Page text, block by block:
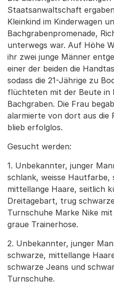
Staatsanwaltschaft
Kleinkind im Kinderwagen
Bachgrabenpromenade,
unterwegs war. Auf Höhe
ihr zwei junge Männer
einer der beiden die
sodass die 21-Jährige zu
flüchteten mit der Beute in
Bachgraben. Die Frau
alarmierte von dort aus die
blieb erfolglos.
Gesucht werden:
1. Unbekannter, junger
schlank, weisse Hautfarbe,
mittellange Haare, seitlich
Dreitagebart, trug
Turnschuhe Marke Nike
graue Trainerhose.
2. Unbekannter, junger
schwarze, mittellange
schwarze Jeans und
Turnschuhe.